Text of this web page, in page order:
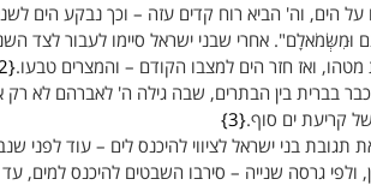
וה' הביא רוח קדים עזה – וכך נבקע הים
אחרי שבני ישראל סיימו לעבור לצד
ואז חזר הים למצבו הקודם – והמצרים טבעו.
כבר בברית בין הבתרים, שבה גילה ה' לאברהם לא
קריעת ים סוף. 3
תגובת בני ישראל לציווי להיכנס לים – עוד לפני
ולפי גרסה שנייה – סירבו השבטים להיכנס למים,